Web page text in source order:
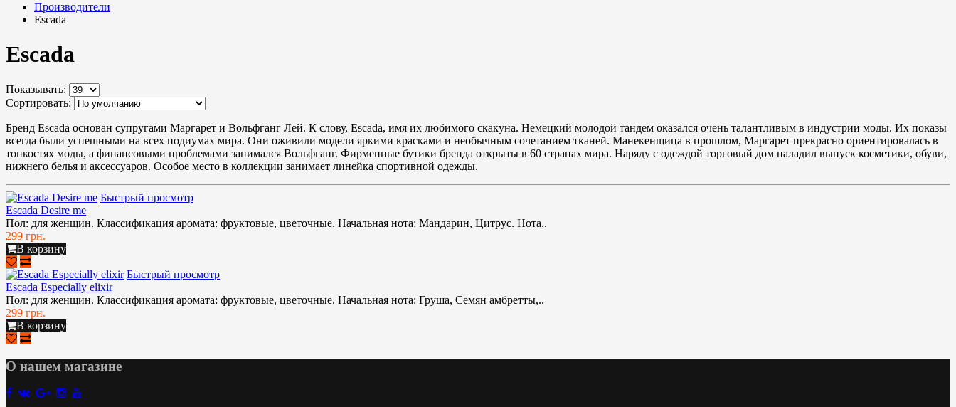
Производители
Escada
Escada
Показывать:
Сортировать:
Бренд Escada основан супругами Маргарет и Вольфганг Лей. К слову, Escada, имя их любимого скакуна. Немецкий молодой тандем оказался очень талантливым в индустрии моды. Их показы
всегда были успешными на всех подиумах мира. Они оживили модели яркими красками и необычным сочетанием тканей. Манекенщица в прошлом, Маргарет прекрасно ориентировалась в
тонкостях моды, а финансовыми проблемами занимался Вольфганг. Фирменные бутики бренда открыты в 60 странах мира. Наряду с одеждой торговый дом наладил выпуск косметики, обуви,
нижнего белья и аксессуаров. Особое место в коллекции занимает линейка спортивной одежды.
Быстрый просмотр
Escada Desire me
Пол: для женщин. Классификация аромата: фруктовые, цветочные. Начальная нота: Мандарин, Цитрус. Нота..
299 грн.
В корзину
Быстрый просмотр
Escada Especially elixir
Пол: для женщин. Классификация аромата: фруктовые, цветочные. Начальная нота: Груша, Семян амбретты,..
299 грн.
В корзину
О нашем магазине